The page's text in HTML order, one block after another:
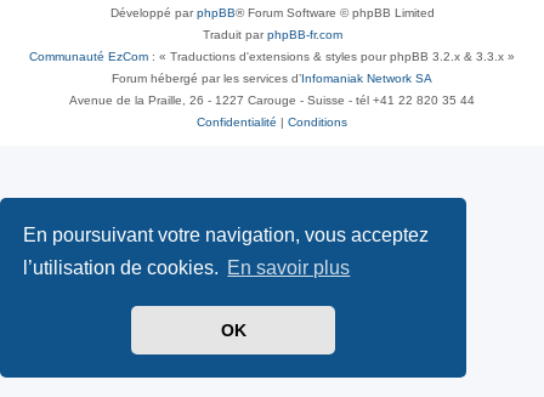
En poursuivant votre navigation, vous acceptez
l’utilisation de cookies. En savoir plus
OK
Développé parphpBB® Forum Software © phpBB Limited
Traduit parphpBB-fr.com
Communauté EzCom : « Traductions d'extensions & styles pour phpBB 3.2.x & 3.3.x »
Forum hébergé par les services d’ Infomaniak Network SA
Avenue de la Praille, 26 - 1227 Carouge - Suisse - tél +41 22 820 35 44
Confidentialité
Conditions